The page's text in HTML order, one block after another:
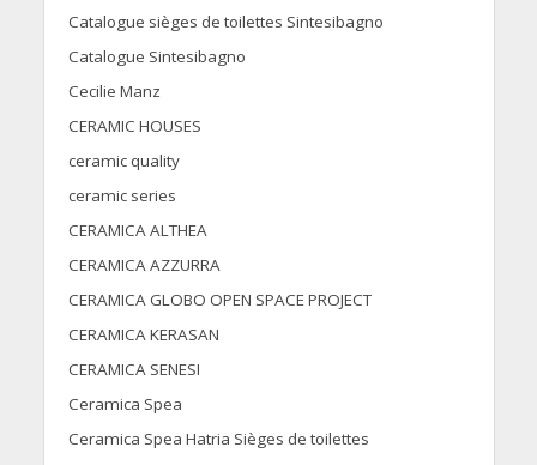
Catalogue sièges de toilettes Sintesibagno
Catalogue Sintesibagno
Cecilie Manz
CERAMIC HOUSES
ceramic quality
ceramic series
CERAMICA ALTHEA
CERAMICA AZZURRA
CERAMICA GLOBO OPEN SPACE PROJECT
CERAMICA KERASAN
CERAMICA SENESI
Ceramica Spea
Ceramica Spea Hatria Sièges de toilettes